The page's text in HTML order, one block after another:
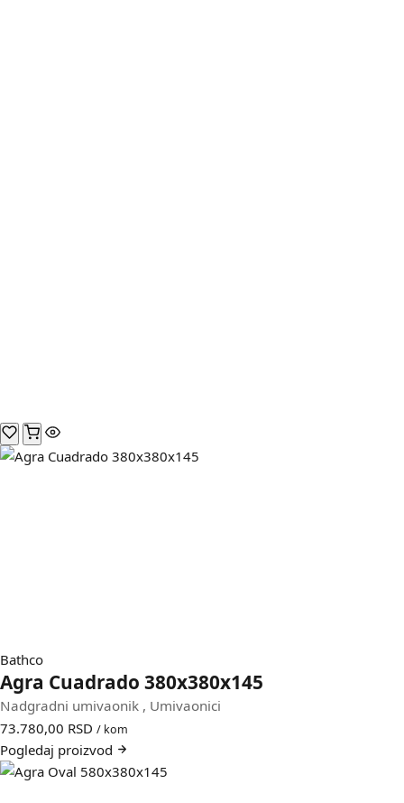
Bathco
Agra Cuadrado 380x380x145
Nadgradni umivaonik , Umivaonici
73.780,00 RSD / kom
Pogledaj proizvod